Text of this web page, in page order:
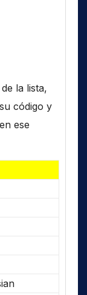
la lista,
código y
ese